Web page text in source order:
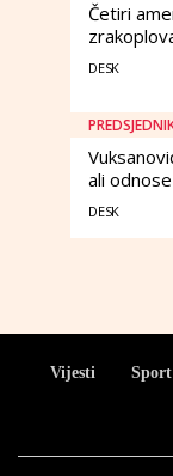
Četiri
DESK
ali
DESK
Vijesti Sport